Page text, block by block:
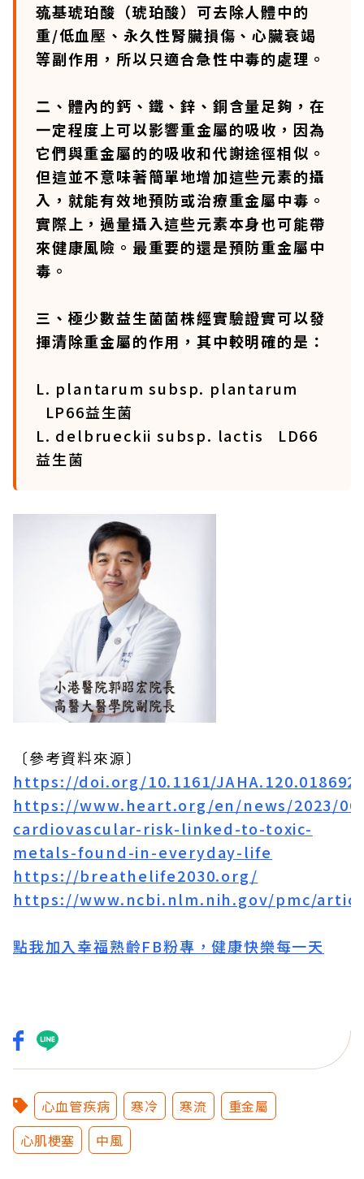
巯基琥珀酸（琥珀酸）可去除人體中的
重/低血壓、永久性腎臟損傷、心臟衰竭
等副作用，所以只適合急性中毒的處理。
二、體內的鈣、鐵、鋅、銅含量足夠，在
一定程度上可以影響重金屬的吸收，因為
它們與重金屬的的吸收和代謝途徑相似。
但這並不意味著簡單地增加這些元素的攝
入，就能有效地預防或治療重金屬中毒。
實際上，過量攝入這些元素本身也可能帶
來健康風險。最重要的還是預防重金屬中
毒。
三、極少數益生菌菌株經實驗證實可以發
揮清除重金屬的作用，其中較明確的是：
L. plantarum subsp. plantarum
LP66益生菌
L. delbrueckii subsp. lactis LD66
益生菌
〔參考資料來源〕
https://doi.org/10.1161/JAHA.120.018692
https://www.heart.org/en/news/2023/
cardiovascular-risk-linked-to-toxic-
metals-found-in-everyday-life
https://breathelife2030.org/
https://www.ncbi.nlm.nih.gov/pmc/
點我加入幸福熟齡FB粉專，健康快樂每一天
心血管疾病 寒冷 寒流
重金屬
心肌梗塞
中風